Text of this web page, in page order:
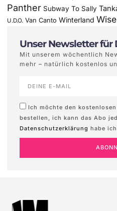
Panther Subway To Sally
U.D.O. Van Canto Winterland
Unser Newsletter für
Mit unserem wöchentlich
mehr – natürlich kostenlos
Ich möchte den
bestellen, ich kann das Abo
Datenschutzerklärung habe